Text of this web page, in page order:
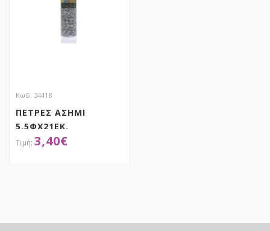
Κωδ. 34418
ΠΕΤΡΕΣ ΑΣΗΜΙ
5.5ΦΧ21ΕΚ.
3,40€